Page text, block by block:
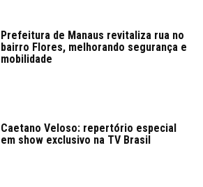
Prefeitura de Manaus revitaliza rua no
bairro Flores, melhorando segurança e
mobilidade
Caetano Veloso: repertório especial
em show exclusivo na TV Brasil